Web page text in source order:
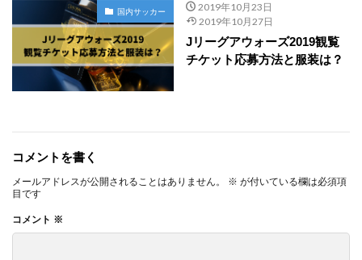
国内サッカー
2019年10月23日
2019年10月27日
Jリーグアウォーズ2019観覧
チケット応募方法と服装は？
コメントを書く
メールアドレスが公開されることはありません。 ※ が付いている欄は必須項
目です
コメント ※